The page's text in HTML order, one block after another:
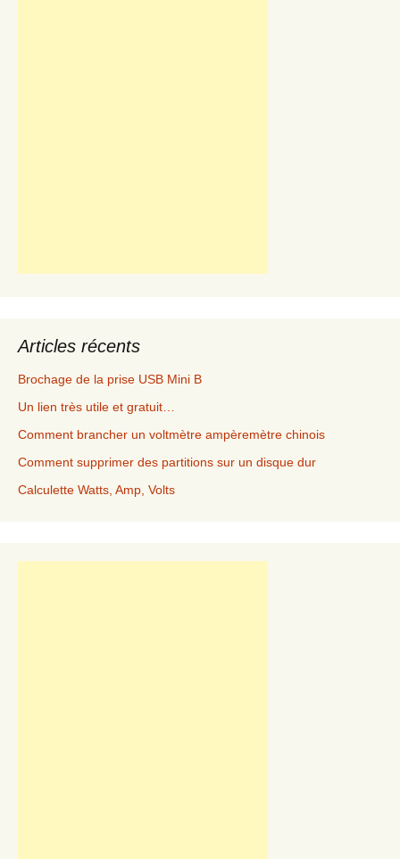
Articles récents
Brochage de la prise USB Mini B
Un lien très utile et gratuit…
Comment brancher un voltmètre ampèremètre chinois
Comment supprimer des partitions sur un disque dur
Calculette Watts, Amp, Volts